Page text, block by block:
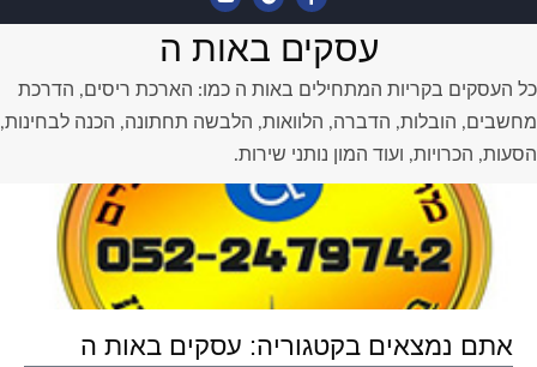
עסקים באות ה
כל העסקים בקריות המתחילים באות ה כמו: הארכת ריסים, הדרכת
מחשבים, הובלות, הדברה, הלוואות, הלבשה תחתונה, הכנה לבחינות,
הסעות, הכרויות, ועוד המון נותני שירות.
אתם נמצאים בקטגוריה: עסקים באות ה